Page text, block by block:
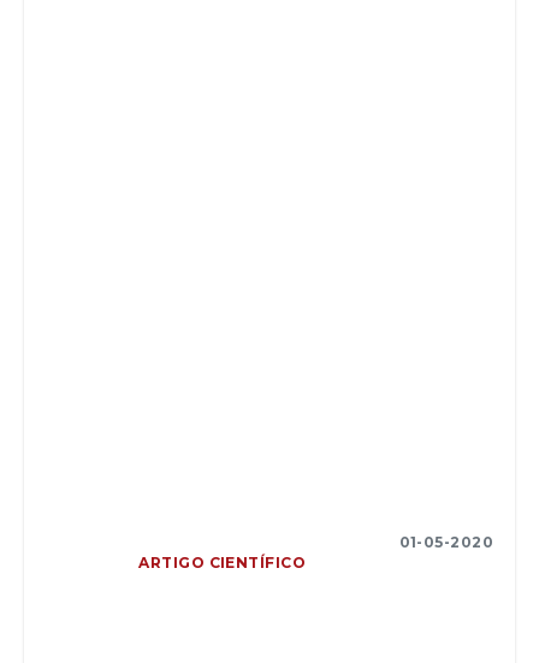
ARTIGO CIENTÍFICO
01-05-2020